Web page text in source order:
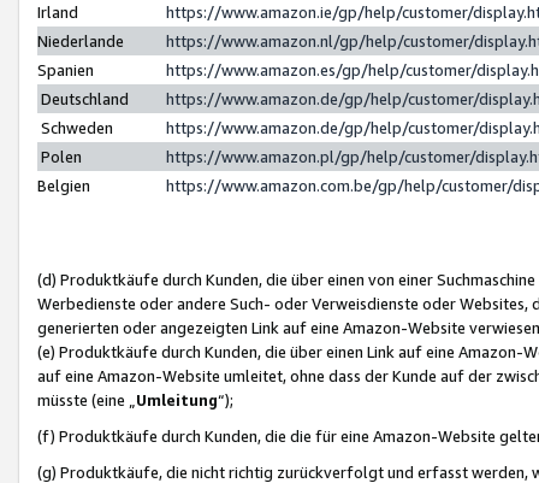
Irland
https://www.amazon.ie/gp/help/customer/
Niederlande
https://www.amazon.nl/gp/help/customer/
Spanien
https://www.amazon.es/gp/help/customer/
Deutschland
https://www.amazon.de/gp/help/customer/
Schweden
https://www.amazon.de/gp/help/customer/
Polen
https://www.amazon.pl/gp/help/customer/
Belgien
https://www.amazon.com.be/gp/help/customer/
(d) Produktkäufe durch Kunden, die über einen von einer
Werbedienste oder andere Such- oder Verweisdienste oder Websites,
generierten oder angezeigten Link auf eine Amazon-Website
(e) Produktkäufe durch Kunden, die über einen Link auf eine
auf eine Amazon-Website umleitet, ohne dass der Kunde auf der
müsste (eine „ Umleitung“);
(f) Produktkäufe durch Kunden, die die für eine Amazon-Website
(g) Produktkäufe, die nicht richtig zurückverfolgt und erfasst werden,